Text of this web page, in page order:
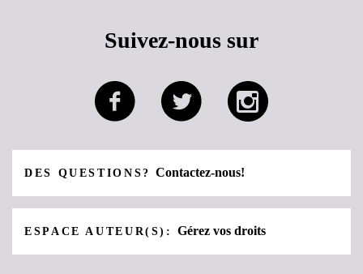
Suivez-nous sur
DES QUESTIONS?Contactez-nous!
ESPACE AUTEUR(S):Gérez vos droits